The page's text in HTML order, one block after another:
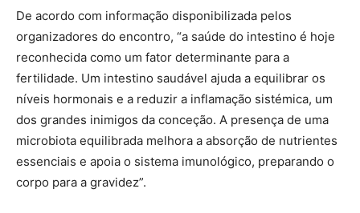
De acordo com informação disponibilizada pelos
organizadores do encontro, “a saúde do intestino é hoje
reconhecida como um fator determinante para a
fertilidade. Um intestino saudável ajuda a equilibrar os
níveis hormonais e a reduzir a inflamação sistémica, um
dos grandes inimigos da conceção. A presença de uma
microbiota equilibrada melhora a absorção de nutrientes
essenciais e apoia o sistema imunológico, preparando o
corpo para a gravidez”.